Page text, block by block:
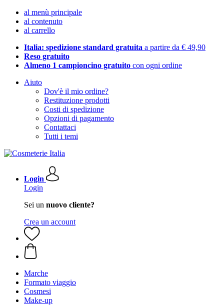
al menù principale
al contenuto
al carrello
Italia: spedizione standard gratuita a partire da € 49,90
Reso gratuito
Almeno 1 campioncino gratuito con ogni ordine
Aiuto
Dov'è il mio ordine?
Restituzione prodotti
Costi di spedizione
Opzioni di pagamento
Contattaci
Tutti i temi
Login
Login
Sei un nuovo cliente?
Crea un account
Marche
Formato viaggio
Cosmesi
Make-up